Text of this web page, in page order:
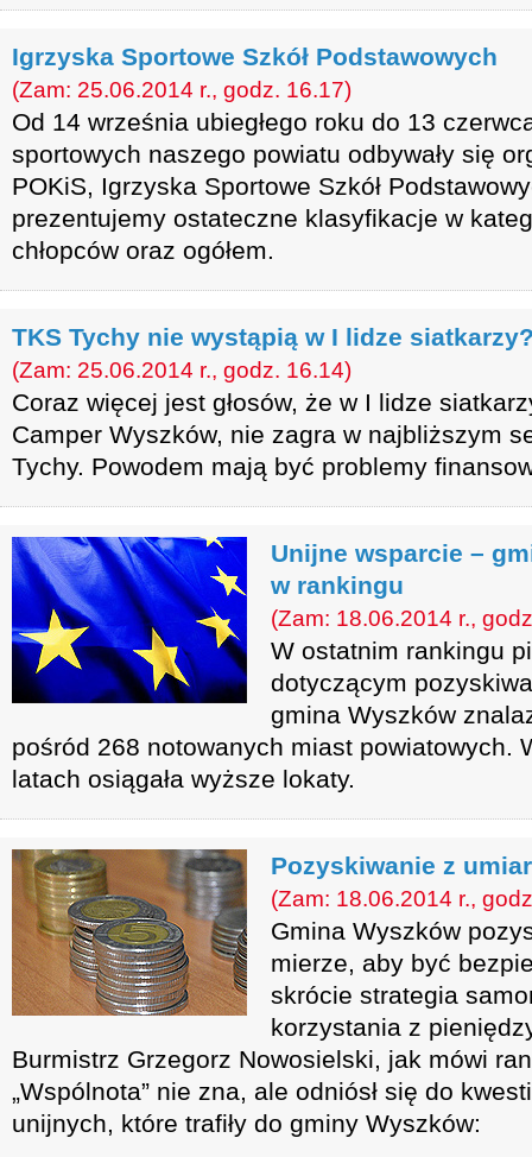
Igrzyska Sportowe Szkół Podstawowych
(Zam: 25.06.2014 r., godz. 16.17)
Od 14 września ubiegłego roku do 13
sportowych naszego powiatu odbywały się
POKiS, Igrzyska Sportowe Szkół
prezentujemy ostateczne klasyfikacje w
chłopców oraz ogółem.
TKS Tychy nie wystąpią w I lidze
(Zam: 25.06.2014 r., godz. 16.14)
Coraz więcej jest głosów, że w I lidze
Camper Wyszków, nie zagra w najbliższym
Tychy. Powodem mają być problemy
Unijne wsparcie –
w rankingu
(Zam: 18.06.2014 r.,
W ostatnim rankingu
dotyczącym
gmina Wyszków
pośród 268 notowanych miast powiatowych.
latach osiągała wyższe lokaty.
Pozyskiwanie z
(Zam: 18.06.2014 r.,
Gmina Wyszków
mierze, aby być
skrócie strategia
korzystania z
Burmistrz Grzegorz Nowosielski, jak mówi
„Wspólnota” nie zna, ale odniósł się do
unijnych, które trafiły do gminy Wyszków: